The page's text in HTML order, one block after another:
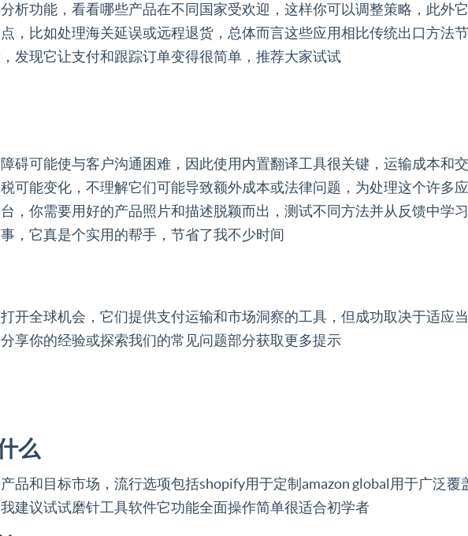
析功能，看看哪些产品在不同国家受欢迎，这样你可以调整策略，此外
，比如处理海关延误或远程退货，总体而言这些应用相比传统出口方法
发现它让支付和跟踪订单变得很简单，推荐大家试试
碍可能使与客户沟通困难，因此使用内置翻译工具很关键，运输成本和
可能变化，不理解它们可能导致额外成本或法律问题，为处理这个许多
，你需要用好的产品照片和描述脱颖而出，测试不同方法并从反馈中学
，它真是个实用的帮手，节省了我不少时间
开全球机会，它们提供支付运输和市场洞察的工具，但成功取决于适应
享你的经验或探索我们的常见问题部分获取更多提示
么
品和目标市场，流行选项包括shopify用于定制amazon global用于广泛覆
建议试试磨针工具软件它功能全面操作简单很适合初学者